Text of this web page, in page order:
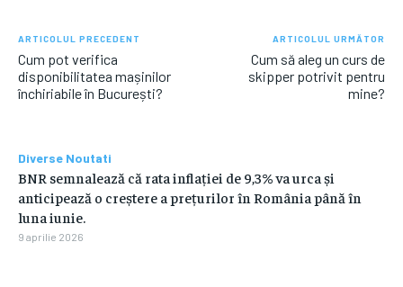
ARTICOLUL PRECEDENT
Cum pot verifica
disponibilitatea mașinilor
închiriabile în București?
ARTICOLUL URMĂTOR
Cum să aleg un curs de
skipper potrivit pentru
mine?
Diverse Noutati
BNR semnalează că rata inflației de 9,3% va urca și
anticipează o creștere a prețurilor în România până în
luna iunie.
9 aprilie 2026